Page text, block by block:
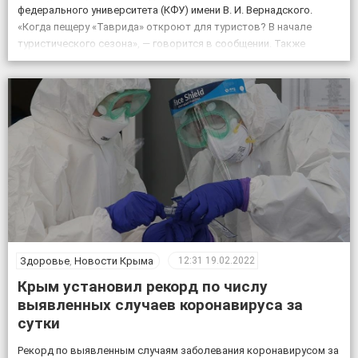
федерального университета (КФУ) имени В. И. Вернадского.
«Когда пещеру «Таврида» откроют для туристов? В начале
туристического сезона», — говорится в сообщении. Также
отмечается, что посещение «Тавриды» будет полностью
безопасным. За возможным движением грунтов и камней […]
Здоровье Новости Крыма 12:31 19.02.2022
Крым установил рекорд по числу
выявленных случаев коронавируса за
сутки
Рекорд по выявленным случаям заболевания коронавирусом за